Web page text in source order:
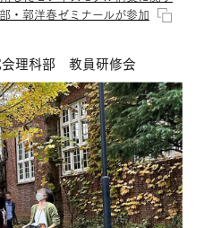
・郭洋春ゼミナールが参加
会理科部 教員研修会